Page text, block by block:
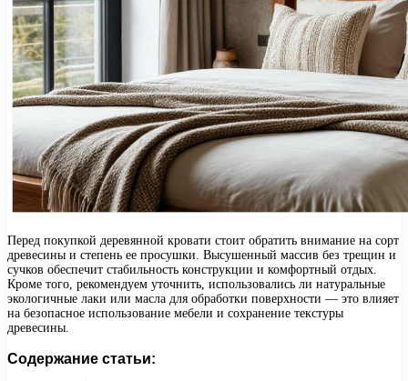
Перед покупкой деревянной кровати стоит обратить внимание на сорт
древесины и степень ее просушки. Высушенный массив без трещин и
сучков обеспечит стабильность конструкции и комфортный отдых.
Кроме того, рекомендуем уточнить, использовались ли натуральные
экологичные лаки или масла для обработки поверхности — это влияет
на безопасное использование мебели и сохранение текстуры
древесины.
Содержание статьи: